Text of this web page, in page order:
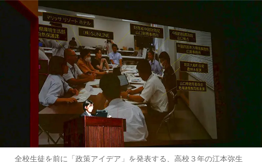
全校生徒を前に「政策アイデア」を発表する、高校３年の江本弥生